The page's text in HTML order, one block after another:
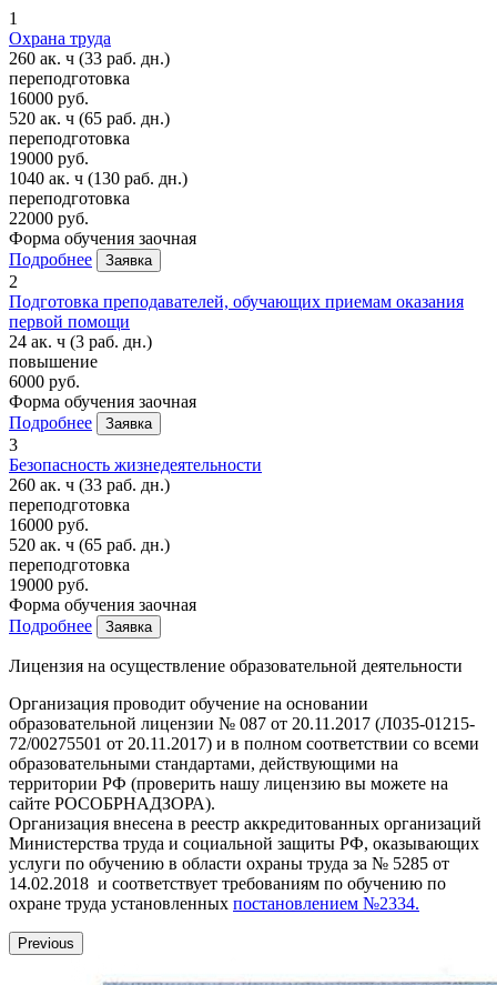
1
Охрана труда
260 ак. ч (33 раб. дн.)
переподготовка
16000 руб.
520 ак. ч (65 раб. дн.)
переподготовка
19000 руб.
1040 ак. ч (130 раб. дн.)
переподготовка
22000 руб.
Форма обучения заочная
Подробнее
Заявка
2
Подготовка преподавателей, обучающих приемам оказания
первой помощи
24 ак. ч (3 раб. дн.)
повышение
6000 руб.
Форма обучения заочная
Подробнее
Заявка
3
Безопасность жизнедеятельности
260 ак. ч (33 раб. дн.)
переподготовка
16000 руб.
520 ак. ч (65 раб. дн.)
переподготовка
19000 руб.
Форма обучения заочная
Подробнее
Заявка
Лицензия на осуществление образовательной деятельности
Организация проводит обучение на основании
образовательной лицензии № 087 от 20.11.2017 (Л035-01215-
72/00275501 от 20.11.2017) и в полном соответствии со всеми
образовательными стандартами, действующими на
территории РФ (проверить нашу лицензию вы можете на
сайте РОСОБРНАДЗОРА).
Организация внесена в реестр аккредитованных организаций
Министерства труда и социальной защиты РФ, оказывающих
услуги по обучению в области охраны труда за № 5285 от
14.02.2018 и соответствует требованиям по обучению по
охране труда установленных постановлением №2334.
Previous